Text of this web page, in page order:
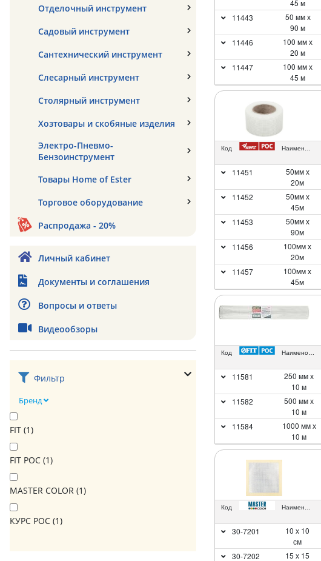
Отделочный инструмент
Садовый инструмент
Сантехнический инструмент
Слесарный инструмент
Столярный инструмент
Хозтовары и скобяные изделия
Электро-Пневмо-
Бензоинструмент
Товары Home of Ester
Торговое оборудование
Распродажа - 20%
Личный кабинет
Документы и соглашения
Вопросы и ответы
Видеообзоры
Фильтр
Бренд
FIT (1)
FIT РОС (1)
MASTER COLOR (1)
КУРС РОС (1)
45 м
11443
50 мм х
90 м
11446
100 мм х
20 м
11447
100 мм х
45 м
Код Наименование
11451
50мм х
20м
11452
50мм х
45м
11453
50мм х
90м
11456
100мм х
20м
11457
100мм х
45м
Код Наименование
11581
250 мм х
10 м
11582
500 мм х
10 м
11584
1000 мм х
10 м
Код Наименование
30-7201
10 х 10
см
30-7202
15 х 15